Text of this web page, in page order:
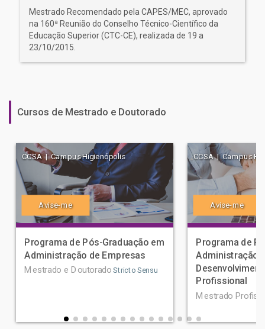
Mestrado Recomendado pela CAPES/MEC, aprovado
na 160ª Reunião do Conselho Técnico-Científico da
Educação Superior (CTC-CE), realizada de 19 a
23/10/2015.
Cursos de Mestrado e Doutorado
CCSA | Campus Higienópolis
Avise-me
Programa de Pós-Graduação em
Administração de Empresas
Mestrado e Doutorado Stricto Sensu
CCSA | Campus
Avise-me
Programa de
Administração
Profissional
Mestrado